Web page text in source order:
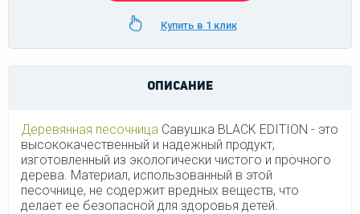
Купить в 1 клик
ОПИСАНИЕ
Деревянная песочница Савушка BLACK EDITION - это
высококачественный и надежный продукт,
изготовленный из экологически чистого и прочного
дерева. Материал, использованный в этой
песочнице, не содержит вредных веществ, что
делает ее безопасной для здоровья детей.